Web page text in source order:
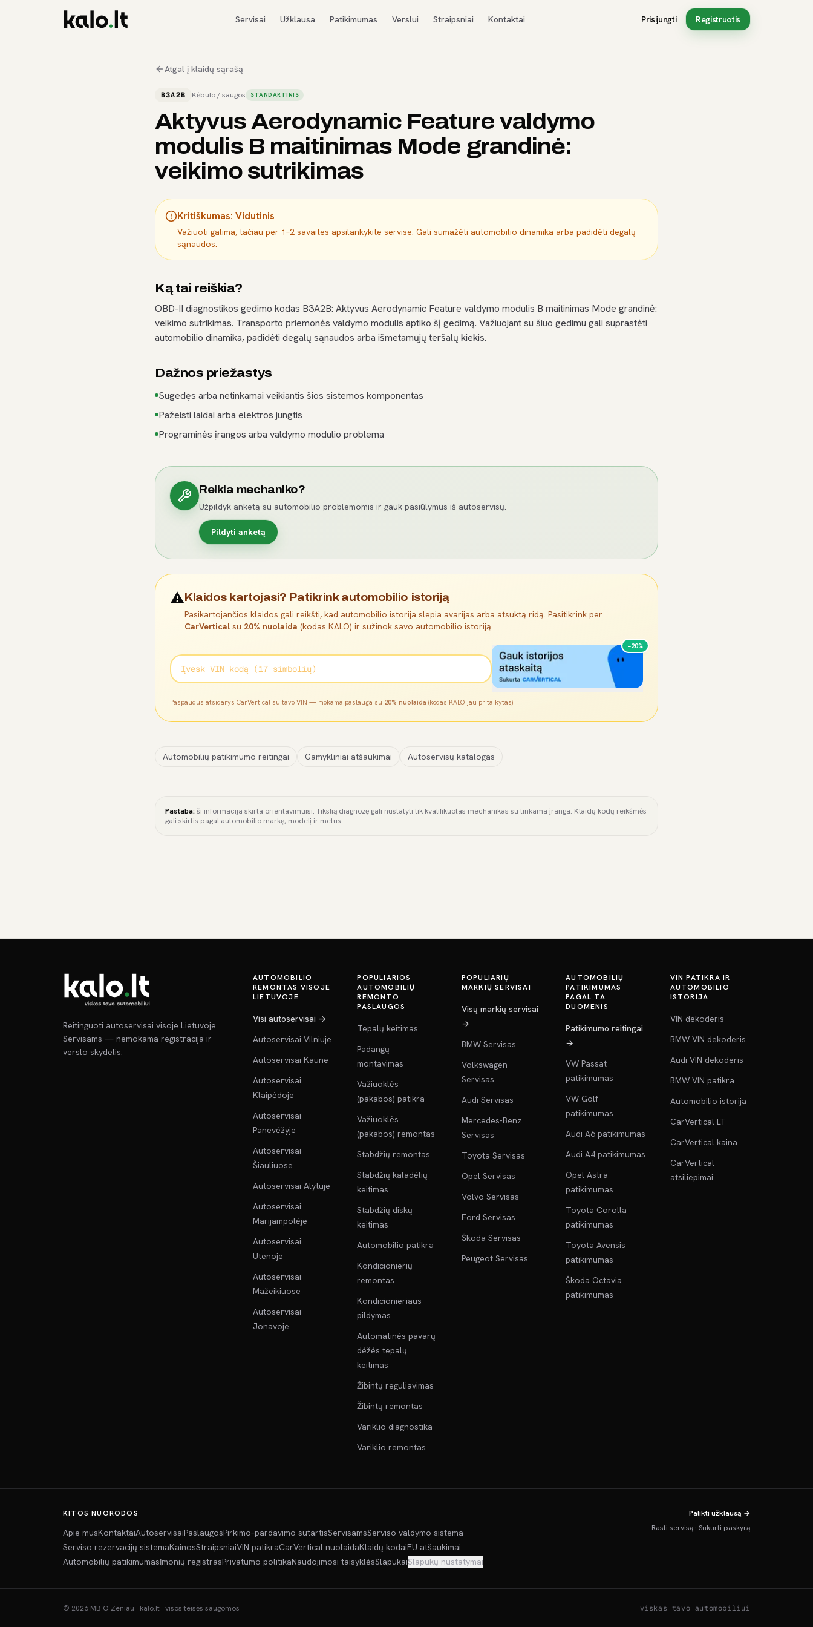
Servisai Užklausa Patikimumas Verslui Straipsniai Kontaktai Prisijungti Registruotis
Atgal į klaidų sąrašą
B3A2B Kėbulo / saugos STANDARTINIS
Aktyvus Aerodynamic Feature valdymo
modulis B maitinimas Mode grandinė:
veikimo sutrikimas
Kritiškumas: Vidutinis
Važiuoti galima, tačiau per 1–2 savaites apsilankykite servise. Gali sumažėti automobilio dinamika arba padidėti degalų
sąnaudos.
Ką tai reiškia?
OBD-II diagnostikos gedimo kodas B3A2B: Aktyvus Aerodynamic Feature valdymo modulis B maitinimas Mode grandinė:
veikimo sutrikimas. Transporto priemonės valdymo modulis aptiko šį gedimą. Važiuojant su šiuo gedimu gali suprastėti
automobilio dinamika, padidėti degalų sąnaudos arba išmetamųjų teršalų kiekis.
Dažnos priežastys
Sugedęs arba netinkamai veikiantis šios sistemos komponentas
Pažeisti laidai arba elektros jungtis
Programinės įrangos arba valdymo modulio problema
Reikia mechaniko?
Užpildyk anketą su automobilio problemomis ir gauk pasiūlymus iš autoservisų.
Pildyti anketą
⚠️Klaidos kartojasi? Patikrink automobilio istoriją
Pasikartojančios klaidos gali reikšti, kad automobilio istorija slepia avarijas arba atsuktą ridą. Pasitikrink per
CarVertical su 20% nuolaida (kodas KALO) ir sužinok savo automobilio istoriją.
−20%
Paspaudus atsidarys CarVertical su tavo VIN — mokama paslauga su 20% nuolaida (kodas KALO jau pritaikytas).
Automobilių patikimumo reitingai Gamykliniai atšaukimai Autoservisų katalogas
Pastaba:ši informacija skirta orientavimuisi. Tikslią diagnozę gali nustatyti tik kvalifikuotas mechanikas su tinkama įranga. Klaidų kodų reikšmės
gali skirtis pagal automobilio markę, modelį ir metus.
Reitinguoti autoservisai visoje Lietuvoje.
Servisams — nemokama registracija ir
verslo skydelis.
AUTOMOBILIO
REMONTAS VISOJE
LIETUVOJE
Visi autoservisai →
Autoservisai Vilniuje
Autoservisai Kaune
Autoservisai
Klaipėdoje
Autoservisai
Panevėžyje
Autoservisai
Šiauliuose
Autoservisai Alytuje
Autoservisai
Marijampolėje
Autoservisai
Utenoje
Autoservisai
Mažeikiuose
Autoservisai
Jonavoje
POPULIARIOS
AUTOMOBILIŲ
REMONTO
PASLAUGOS
Tepalų keitimas
Padangų
montavimas
Važiuoklės
(pakabos) patikra
Važiuoklės
(pakabos) remontas
Stabdžių remontas
Stabdžių kaladėlių
keitimas
Stabdžių diskų
keitimas
Automobilio patikra
Kondicionierių
remontas
Kondicionieriaus
pildymas
Automatinės pavarų
dėžės tepalų
keitimas
Žibintų reguliavimas
Žibintų remontas
Variklio diagnostika
Variklio remontas
POPULIARIŲ
MARKIŲ SERVISAI
Visų markių servisai
→
BMW Servisas
Volkswagen
Servisas
Audi Servisas
Mercedes-Benz
Servisas
Toyota Servisas
Opel Servisas
Volvo Servisas
Ford Servisas
Škoda Servisas
Peugeot Servisas
AUTOMOBILIŲ
PATIKIMUMAS
PAGAL TA
DUOMENIS
Patikimumo reitingai
→
VW Passat
patikimumas
VW Golf
patikimumas
Audi A6 patikimumas
Audi A4 patikimumas
Opel Astra
patikimumas
Toyota Corolla
patikimumas
Toyota Avensis
patikimumas
Škoda Octavia
patikimumas
VIN PATIKRA IR
AUTOMOBILIO
ISTORIJA
VIN dekoderis
BMW VIN dekoderis
Audi VIN dekoderis
BMW VIN patikra
Automobilio istorija
CarVertical LT
CarVertical kaina
CarVertical
atsiliepimai
KITOS NUORODOS
Apie musKontaktaiAutoservisaiPaslaugosPirkimo–pardavimo sutartisServisamsServiso valdymo sistema
Serviso rezervacijų sistemaKainosStraipsniaiVIN patikraCarVertical nuolaidaKlaidų kodaiEU atšaukimai
Automobilių patikimumasĮmonių registrasPrivatumo politikaNaudojimosi taisyklėsSlapukaiSlapukų nustatymai
Palikti užklausą →
Rasti servisą· Sukurti paskyrą
© 2026 MB O Zeniau · kalo.lt · visos teisės saugomos viskas tavo automobiliui